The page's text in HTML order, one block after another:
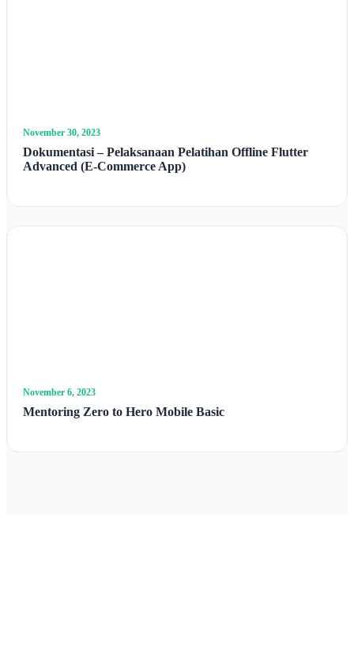
November 30, 2023
Dokumentasi – Pelaksanaan Pelatihan Offline Flutter
Advanced (E-Commerce App)
November 6, 2023
Mentoring Zero to Hero Mobile Basic